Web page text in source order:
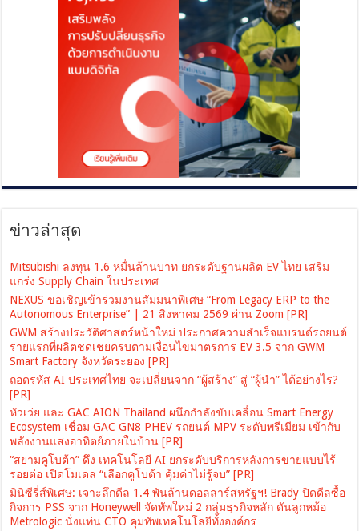
ข่าวล่าสุด
Mitsubishi ลงทุน 1.6 หมื่นล้านบาท ยกระดับฐานผลิต EV ไทย เสริม
แกร่ง Supply Chain ในประเทศ
NEXUS ขอเชิญเข้าร่วมงานสัมมนาพิเศษ “From Legacy ERP to the
Autonomous Enterprise” | 21 สิงหาคม 2569 ผ่าน Zoom [PR]
GWM สร้างประวัติศาสตร์หน้าใหม่ ประกาศความสำเร็จแบรนด์รถยนต์
รายแรกที่ผลิตชดเชยครบตามเงื่อนไขมาตรการ EV 3.5 จาก GWM
Smart Factory จังหวัดระยอง [PR]
ถอดรหัส AI ประเทศไทย จะเปลี่ยนจาก “ผู้สร้าง” สู่ “ผู้นำ” ได้อย่างไร?
[PR]
หัวเว่ย และ GAC AION Thailand ผนึกกำลังขับเคลื่อน Smart Energy
Ecosystem เชื่อม GAC GN8 PHEV รถยนต์ MPV ระดับพรีเมียม เข้ากับ
พลังงานแสงอาทิตย์ภายในบ้าน [PR]
“สยามคูโบต้า” ดึง เทคโนโลยี AI ยกระดับบริการหลังการขายแบบไร้
รอยต่อ เปิดโมเดล “เลือกคูโบต้า คุ้มค่าไม่รู้จบ” [PR]
มินิซีรี่ส์พิเศษ: เจาะลึกดีล 1.4 พันล้านดอลลาร์สหรัฐฯ! Brady ปิดดีลซื้อ
กิจการ PSS จาก Honeywell จัดทัพใหม่ 2 กลุ่มธุรกิจหลัก ดันลูกหม้อ
Metrologic นั่งแท่น CTO คุมทัพเทคโนโลยีทั้งองค์กร